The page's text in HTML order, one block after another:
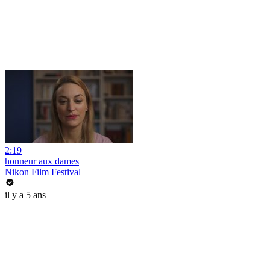
2:19
honneur aux dames
Nikon Film Festival
il y a 5 ans